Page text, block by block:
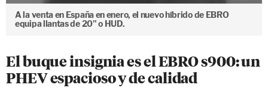
A la venta en España en enero, el nuevo híbrido de EBRO
equipa llantas de 20" o HUD.
El buque insignia es el EBRO s900: un
PHEV espacioso y de calidad